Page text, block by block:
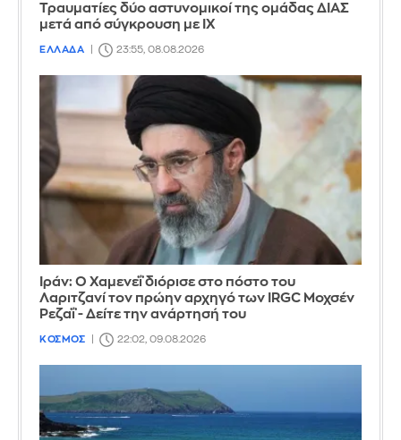
Τραυματίες δύο αστυνομικοί της ομάδας ΔΙΑΣ
μετά από σύγκρουση με ΙΧ
ΕΛΛΑΔΑ 23:55, 08.08.2026
Ιράν: Ο Χαμενεΐ διόρισε στο πόστο του
Λαριτζανί τον πρώην αρχηγό των IRGC Μοχσέν
Ρεζαΐ - Δείτε την ανάρτησή του
ΚΟΣΜΟΣ 22:02, 09.08.2026